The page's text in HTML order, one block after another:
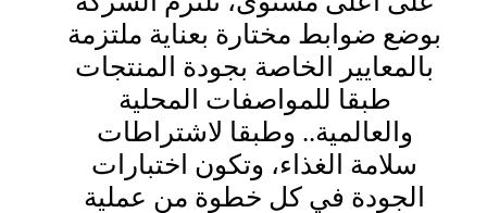
بوضع ضوابط مختارة بعناية ملتزمة
بالمعايير الخاصة بجودة المنتجات
طبقا للمواصفات المحلية
والعالمية.. وطبقا لاشتراطات
سلامة الغذاء، وتكون اختبارات
الجودة في كل خطوة من عملية